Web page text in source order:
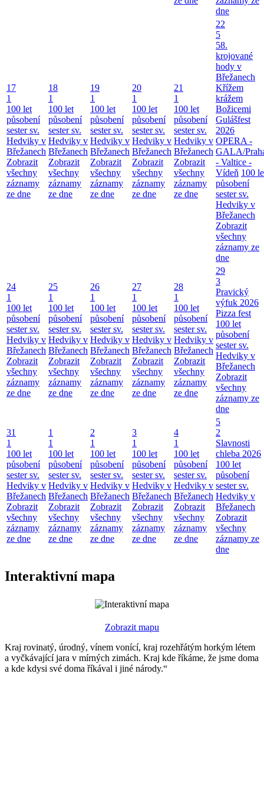
dne
17
1
100 let
působení
sester sv.
Hedviky v
Břežanech
Zobrazit
všechny
záznamy
ze dne
18
1
100 let
působení
sester sv.
Hedviky v
Břežanech
Zobrazit
všechny
záznamy
ze dne
19
1
100 let
působení
sester sv.
Hedviky v
Břežanech
Zobrazit
všechny
záznamy
ze dne
20
1
100 let
působení
sester sv.
Hedviky v
Břežanech
Zobrazit
všechny
záznamy
ze dne
21
1
100 let
působení
sester sv.
Hedviky v
Břežanech
Zobrazit
všechny
záznamy
ze dne
22
5
58.
krojované
hody v
Břežanech
Křížem
krážem
Božicemi
Gulášfest
2026
OPERA -
GALA/
- Valtice -
Vídeň 100
působení
sester sv.
Hedviky v
Břežanech
Zobrazit
všechny
záznamy ze
dne
24
1
100 let
působení
sester sv.
Hedviky v
Břežanech
Zobrazit
všechny
záznamy
ze dne
25
1
100 let
působení
sester sv.
Hedviky v
Břežanech
Zobrazit
všechny
záznamy
ze dne
26
1
100 let
působení
sester sv.
Hedviky v
Břežanech
Zobrazit
všechny
záznamy
ze dne
27
1
100 let
působení
sester sv.
Hedviky v
Břežanech
Zobrazit
všechny
záznamy
ze dne
28
1
100 let
působení
sester sv.
Hedviky v
Břežanech
Zobrazit
všechny
záznamy
ze dne
29
3
Pravický
výfuk 2026
Pizza fest
100 let
působení
sester sv.
Hedviky v
Břežanech
Zobrazit
všechny
záznamy ze
dne
31
1
100 let
působení
sester sv.
Hedviky v
Břežanech
Zobrazit
všechny
záznamy
ze dne
1
1
100 let
působení
sester sv.
Hedviky v
Břežanech
Zobrazit
všechny
záznamy
ze dne
2
1
100 let
působení
sester sv.
Hedviky v
Břežanech
Zobrazit
všechny
záznamy
ze dne
3
1
100 let
působení
sester sv.
Hedviky v
Břežanech
Zobrazit
všechny
záznamy
ze dne
4
1
100 let
působení
sester sv.
Hedviky v
Břežanech
Zobrazit
všechny
záznamy
ze dne
5
2
Slavnosti
chleba 2026
100 let
působení
sester sv.
Hedviky v
Břežanech
Zobrazit
všechny
záznamy ze
dne
Interaktivní mapa
Zobrazit mapu
Kraj rovinatý, úrodný, vínem vonící, kraj rozehřátým horkým létem
a vyčkávající jara v mírných zimách. Kraj kde říkáme, že jsme doma
a kde kdysi své doma říkával i jiné národy.“